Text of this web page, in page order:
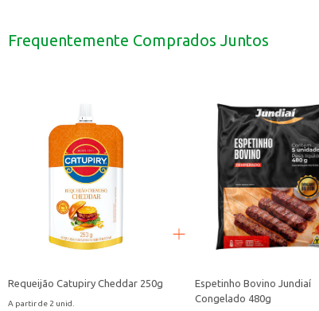
Frequentemente Comprados Juntos
Requeijão Catupiry Cheddar 250g
A partir de 2 unid.
Espetinho Bovino Jundiaí
Congelado 480g